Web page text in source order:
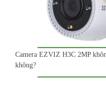
Camera EZVIZ H3C 2MP
không?